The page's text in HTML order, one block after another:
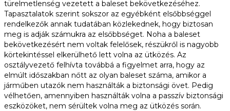
türelmetlenség vezetett a baleset bekövetkezéséhez.
Tapasztalatok szerint sokszor az egyébként elsőbbséggel
rendelkezők annak tudatában közlekednek, hogy biztosan
meg is adják számukra az elsőbbséget. Noha a baleset
bekövetkezésért nem voltak felelősek, részükről is nagyobb
körtekintéssel elkerülhető lett volna az ütközés. Az
osztályvezető felhívta továbbá a figyelmet arra, hogy az
elmúlt időszakban nőtt az olyan baleset száma, amikor a
járműben utazók nem használták a biztonsági övet. Pedig
vélhetően, amennyiben használták volna a passzív biztonsági
eszközöket, nem sérültek volna meg az ütközés során.